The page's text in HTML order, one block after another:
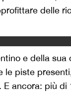
delle
e della
le piste
E ancora: più